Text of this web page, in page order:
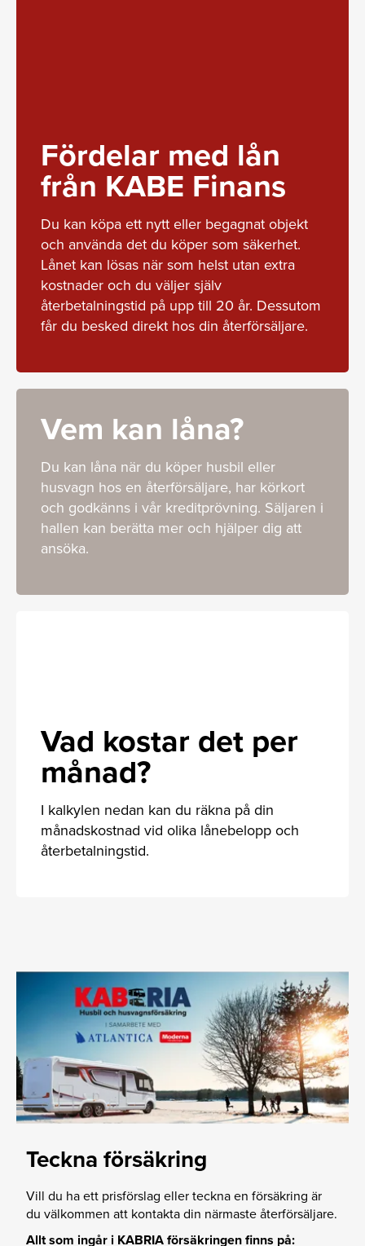
Fördelar med lån
från KABE Finans
Du kan köpa ett nytt eller begagnat objekt
och använda det du köper som säkerhet.
Lånet kan lösas när som helst utan extra
kostnader och du väljer själv
återbetalningstid på upp till 20 år. Dessutom
får du besked direkt hos din återförsäljare.
Vem kan låna?
Du kan låna när du köper husbil eller
husvagn hos en återförsäljare, har körkort
och godkänns i vår kreditprövning. Säljaren i
hallen kan berätta mer och hjälper dig att
ansöka.
Vad kostar det per
månad?
I kalkylen nedan kan du räkna på din
månadskostnad vid olika lånebelopp och
återbetalningstid.
Teckna försäkring
Vill du ha ett prisförslag eller teckna en försäkring är
du välkommen att kontakta din närmaste återförsäljare.
Allt som ingår i KABRIA försäkringen finns på: